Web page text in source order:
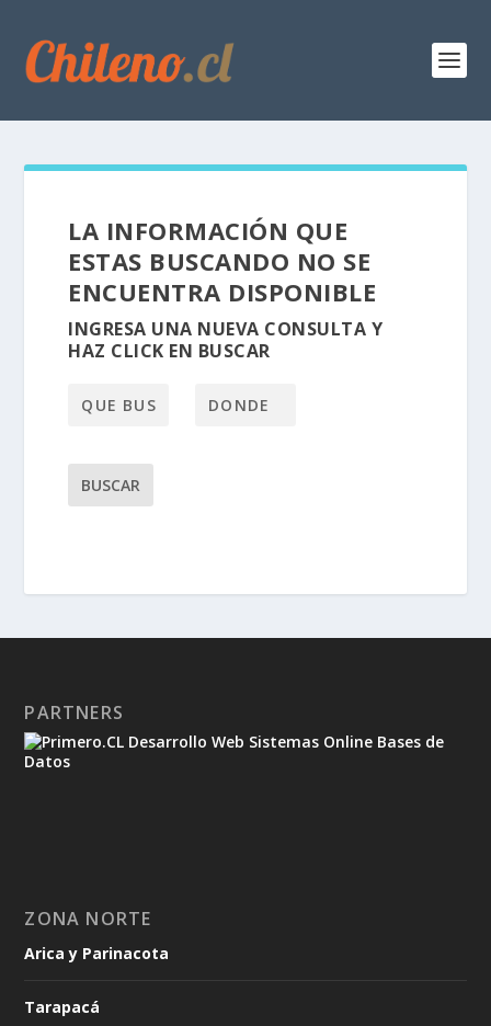
LA INFORMACIÓN QUE
ESTAS BUSCANDO NO SE
ENCUENTRA DISPONIBLE
INGRESA UNA NUEVA CONSULTA Y
HAZ CLICK EN BUSCAR
PARTNERS
ZONA NORTE
Arica y Parinacota
Tarapacá